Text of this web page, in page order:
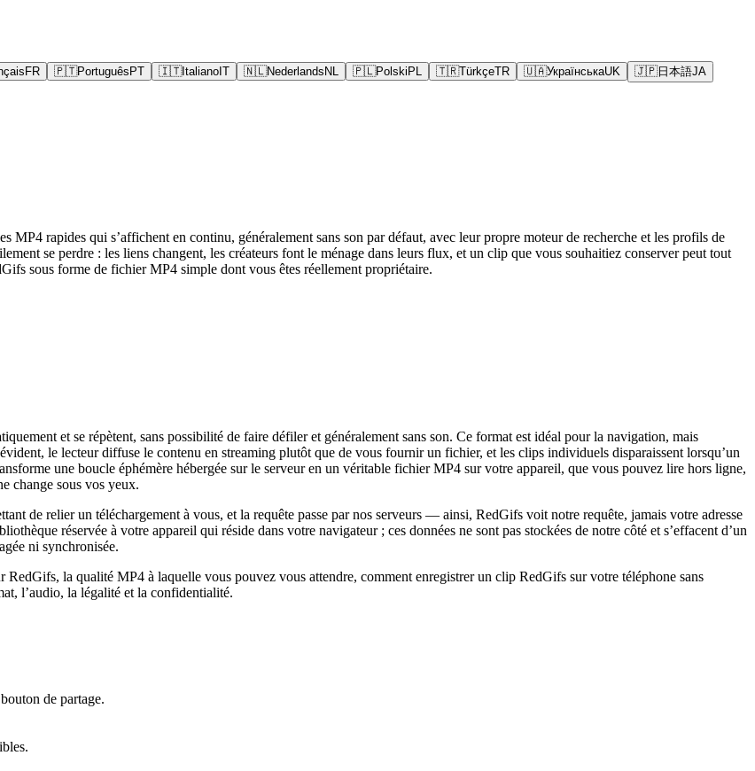
FR 🇵🇹Português PT 🇮🇹Italiano IT 🇳🇱Nederlands NL 🇵🇱Polski PL 🇹🇷TürkçeTR 🇺🇦УкраїнськаUK 🇯🇵日本語JA
rapides qui s’affichent en continu, généralement sans son par défaut, avec leur propre moteur de recherche et les profils de
se perdre : les liens changent, les créateurs font le ménage dans leurs flux, et un clip que vous souhaitiez conserver peut tout
sous forme de fichier MP4 simple dont vous êtes réellement propriétaire.
et se répètent, sans possibilité de faire défiler et généralement sans son. Ce format est idéal pour la navigation, mais
le lecteur diffuse le contenu en streaming plutôt que de vous fournir un fichier, et les clips individuels disparaissent lorsqu’un
une boucle éphémère hébergée sur le serveur en un véritable fichier MP4 sur votre appareil, que vous pouvez lire hors ligne,
change sous vos yeux.
de relier un téléchargement à vous, et la requête passe par nos serveurs — ainsi, RedGifs voit notre requête, jamais votre adresse
réservée à votre appareil qui réside dans votre navigateur ; ces données ne sont pas stockées de notre côté et s’effacent d’un
ni synchronisée.
la qualité MP4 à laquelle vous pouvez vous attendre, comment enregistrer un clip RedGifs sur votre téléphone sans
l’audio, la légalité et la confidentialité.
de partage.